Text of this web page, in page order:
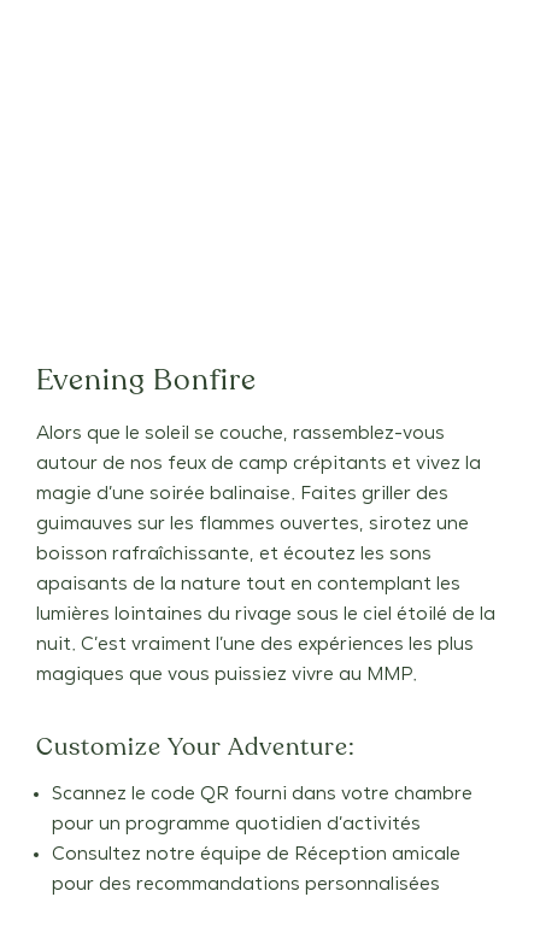
Evening Bonfire
Alors que le soleil se couche, rassemblez-vous
autour de nos feux de camp crépitants et vivez la
magie d’une soirée balinaise. Faites griller des
guimauves sur les flammes ouvertes, sirotez une
boisson rafraîchissante, et écoutez les sons
apaisants de la nature tout en contemplant les
lumières lointaines du rivage sous le ciel étoilé de la
nuit. C’est vraiment l’une des expériences les plus
magiques que vous puissiez vivre au MMP.
Customize Your Adventure:
Scannez le code QR fourni dans votre chambre
pour un programme quotidien d’activités
Consultez notre équipe de Réception amicale
pour des recommandations personnalisées